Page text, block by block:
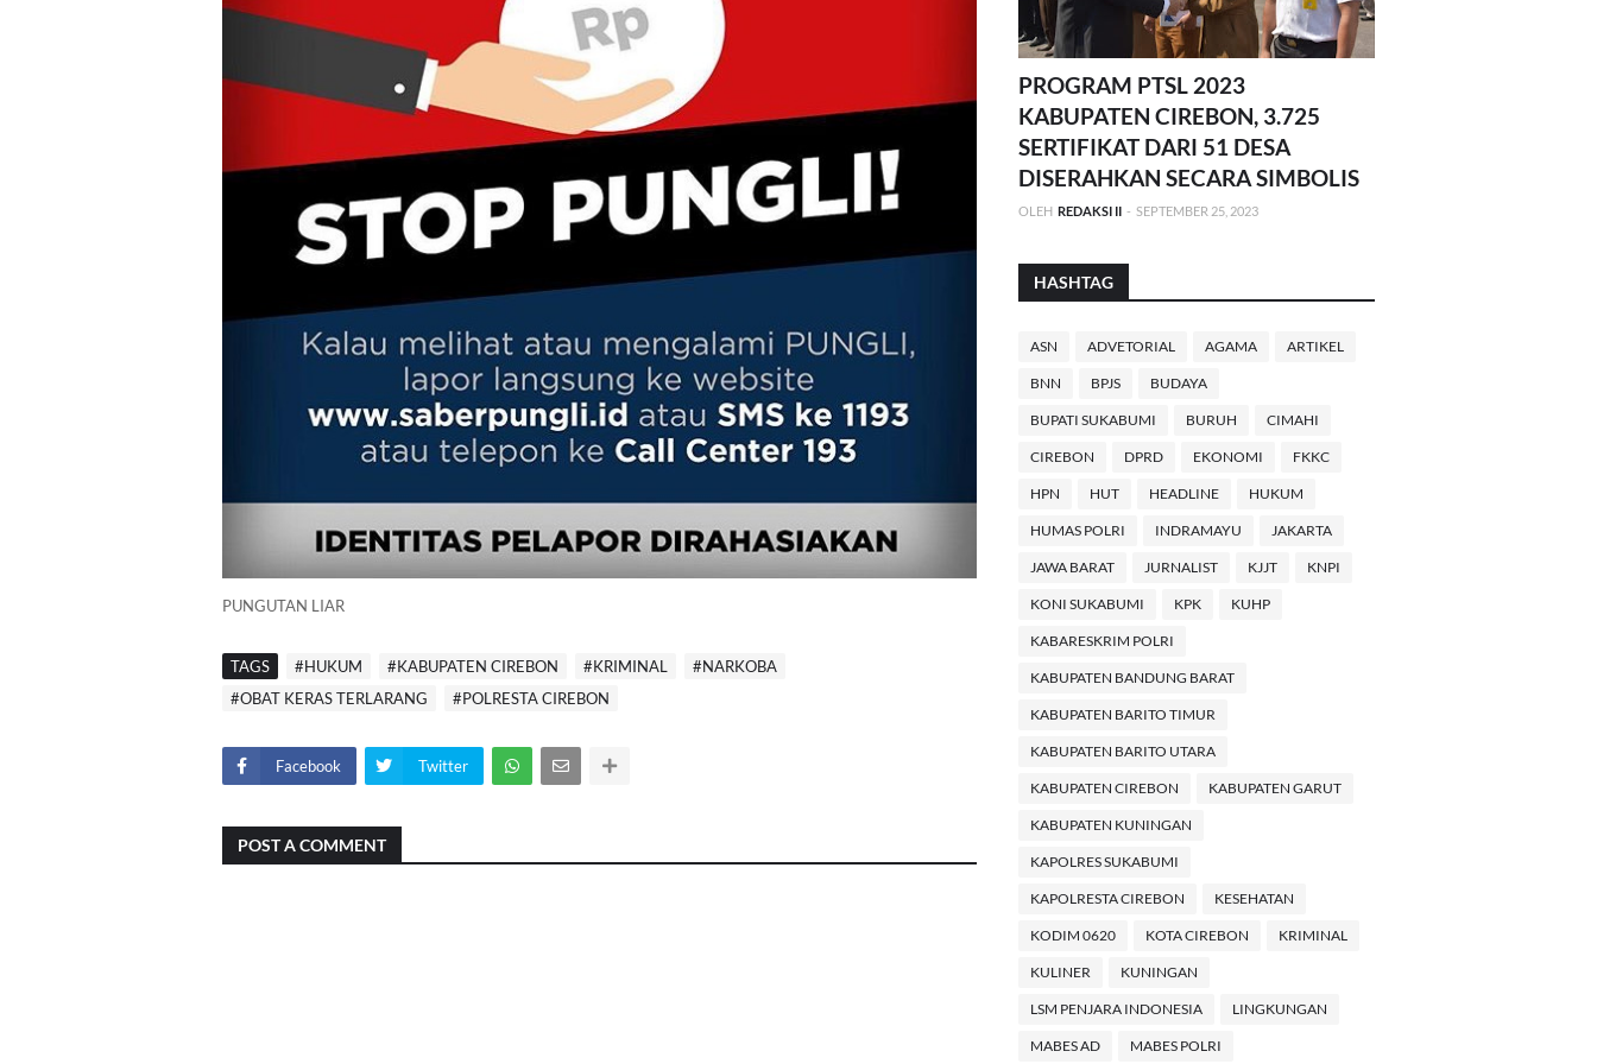
PUNGUTAN LIAR
TAGS #HUKUM #KABUPATEN CIREBON #KRIMINAL
#NARKOBA
#OBAT KERAS TERLARANG
#POLRESTA CIREBON
Facebook Twitter
POST A COMMENT
PROGRAM PTSL 2023
KABUPATEN CIREBON, 3.725
SERTIFIKAT DARI 51 DESA
DISERAHKAN SECARA SIMBOLIS
OLEH REDAKSI II - SEPTEMBER 25, 2023
HASHTAG
ASN ADVETORIAL AGAMA ARTIKEL
BNN BPJS BUDAYA
BUPATI SUKABUMI BURUH CIMAHI
CIREBON DPRD EKONOMI FKKC
HPN HUT HEADLINE HUKUM
HUMAS POLRI INDRAMAYU JAKARTA
JAWA BARAT JURNALIST KJJT KNPI
KONI SUKABUMI KPK KUHP
KABARESKRIM POLRI
KABUPATEN BANDUNG BARAT
KABUPATEN BARITO TIMUR
KABUPATEN BARITO UTARA
KABUPATEN CIREBON KABUPATEN GARUT
KABUPATEN KUNINGAN
KAPOLRES SUKABUMI
KAPOLRESTA CIREBON KESEHATAN
KODIM 0620 KOTA CIREBON KRIMINAL
KULINER KUNINGAN
LSM PENJARA INDONESIA LINGKUNGAN
MABES AD MABES POLRI